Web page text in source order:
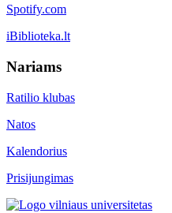
Spotify.com
iBiblioteka.lt
Nariams
Ratilio klubas
Natos
Kalendorius
Prisijungimas